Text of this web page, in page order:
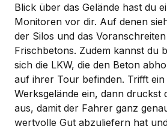
Blick über das Gelände hast du
Monitoren vor dir. Auf denen
der Silos und das
Frischbetons. Zudem kannst du
sich die LKW, die den Beton
auf ihrer Tour befinden. Trifft ein
Werksgelände ein, dann druckst
aus, damit der Fahrer ganz
wertvolle Gut abzuliefern hat